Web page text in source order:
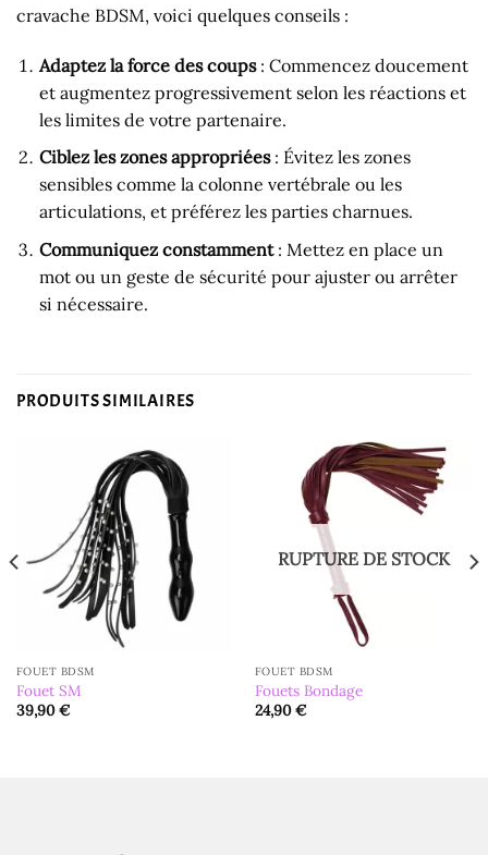
cravache BDSM, voici quelques conseils :
Adaptez la force des coups: Commencez doucement
et augmentez progressivement selon les réactions et
les limites de votre partenaire.
Ciblez les zones appropriées: Évitez les zones
sensibles comme la colonne vertébrale ou les
articulations, et préférez les parties charnues.
Communiquez constamment: Mettez en place un
mot ou un geste de sécurité pour ajuster ou arrêter
si nécessaire.
PRODUITS SIMILAIRES
FOUET BDSM
Fouet SM
39,90€
RUPTURE DE STOCK
FOUET BDSM
Fouets Bondage
24,90€